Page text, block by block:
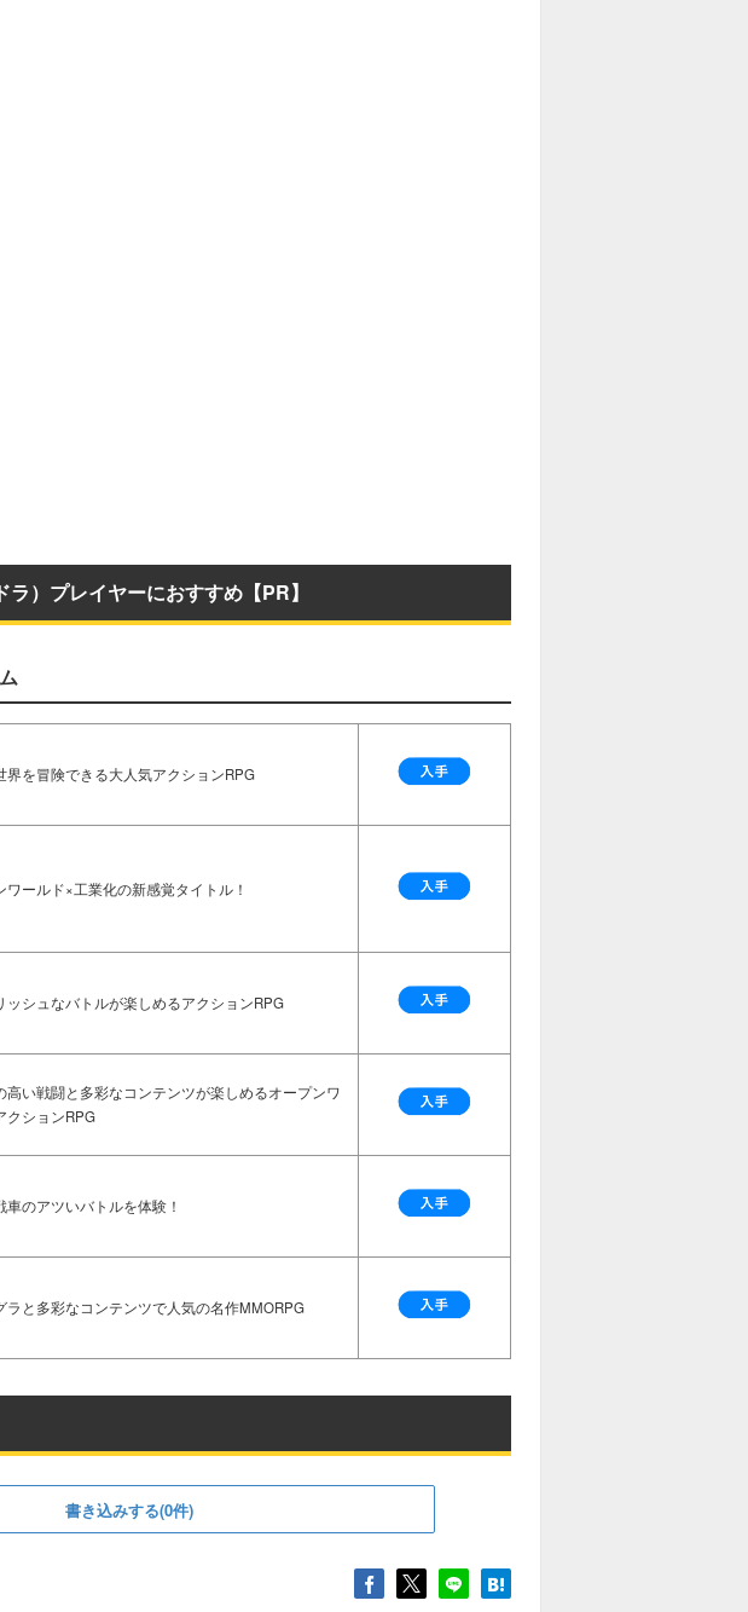
）プレイヤーにおすすめ【PR】
界を冒険できる大人気アクションRPG
ワールド×工業化の新感覚タイトル！
ッシュなバトルが楽しめるアクションRPG
高い戦闘と多彩なコンテンツが楽しめるオープンワ
クションRPG
車のアツいバトルを体験！
ラと多彩なコンテンツで人気の名作MMORPG
書き込みする(0件)